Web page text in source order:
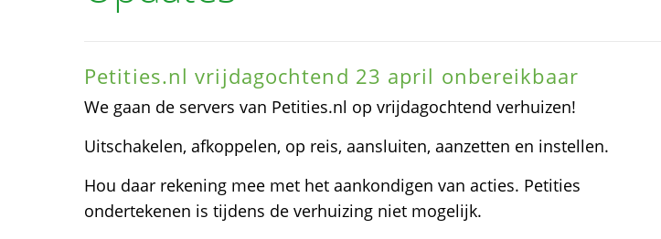
Petities.nl vrijdagochtend 23 april onbereikbaar
We gaan de servers van Petities.nl op vrijdagochtend verhuizen!
Uitschakelen, afkoppelen, op reis, aansluiten, aanzetten en instellen.
Hou daar rekening mee met het aankondigen van acties. Petities
ondertekenen is tijdens de verhuizing niet mogelijk.